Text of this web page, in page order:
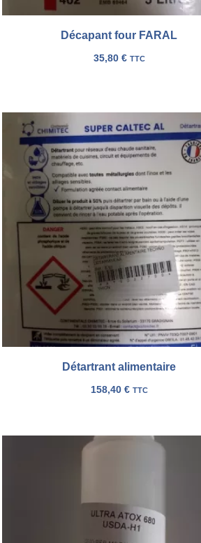
Décapant four FARAL
35,80 € TTC
Détartrant alimentaire
158,40 € TTC